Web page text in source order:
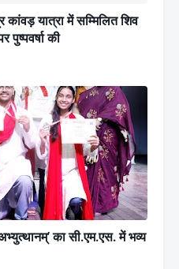
यात्रा में सम्मिलित शिव
पुष्पवर्षा की
का सी.एम.एस. में भव्य